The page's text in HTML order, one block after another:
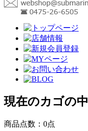
現在のカゴの中
商品点数： 0点